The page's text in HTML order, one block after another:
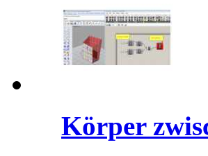
Körper